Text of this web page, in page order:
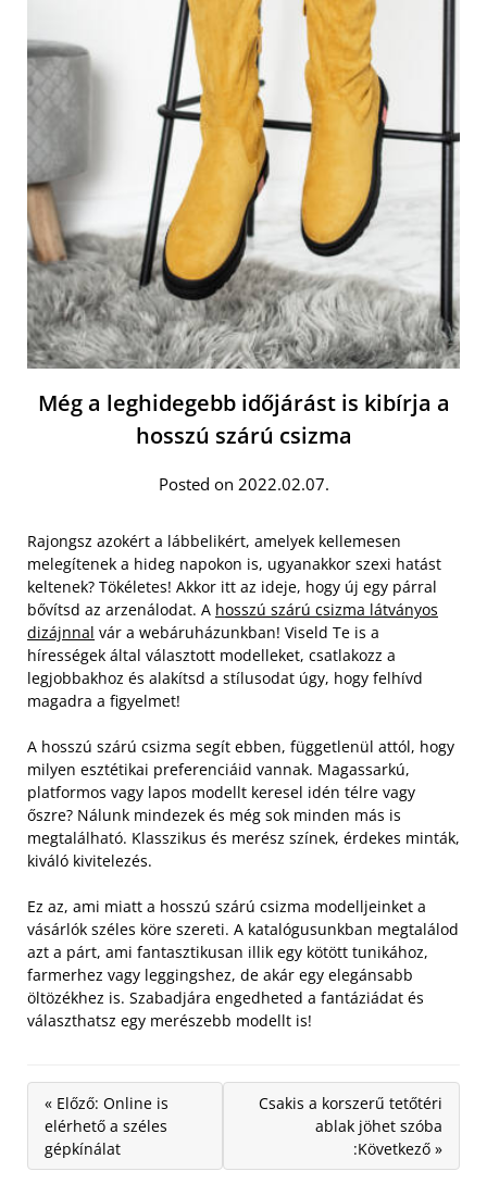
Még a leghidegebb időjárást is kibírja a
hosszú szárú csizma
Posted on 2022.02.07.
Rajongsz azokért a lábbelikért, amelyek kellemesen
melegítenek a hideg napokon is, ugyanakkor szexi hatást
keltenek? Tökéletes! Akkor itt az ideje, hogy új egy párral
bővítsd az arzenálodat. A hosszú szárú csizma látványos
dizájnnal vár a webáruházunkban! Viseld Te is a
hírességek által választott modelleket, csatlakozz a
legjobbakhoz és alakítsd a stílusodat úgy, hogy felhívd
magadra a figyelmet!
A hosszú szárú csizma segít ebben, függetlenül attól, hogy
milyen esztétikai preferenciáid vannak. Magassarkú,
platformos vagy lapos modellt keresel idén télre vagy
őszre? Nálunk mindezek és még sok minden más is
megtalálható. Klasszikus és merész színek, érdekes minták,
kiváló kivitelezés.
Ez az, ami miatt a hosszú szárú csizma modelljeinket a
vásárlók széles köre szereti. A katalógusunkban megtalálod
azt a párt, ami fantasztikusan illik egy kötött tunikához,
farmerhez vagy leggingshez, de akár egy elegánsabb
öltözékhez is. Szabadjára engedheted a fantáziádat és
választhatsz egy merészebb modellt is!
« Előző: Online is
elérhető a széles
gépkínálat
Csakis a korszerű tetőtéri
ablak jöhet szóba
:Következő »